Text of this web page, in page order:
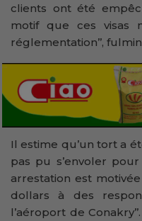
clients ont été
motif que ces visas
réglementation’’,
Il estime qu’un tort a
pas pu s’envoler pour
arrestation est
dollars à des
l’aéroport de